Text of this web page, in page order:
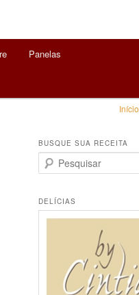
Panelas
Início
BUSQUE SUA RECEITA
e
q
u
DELÍCIAS